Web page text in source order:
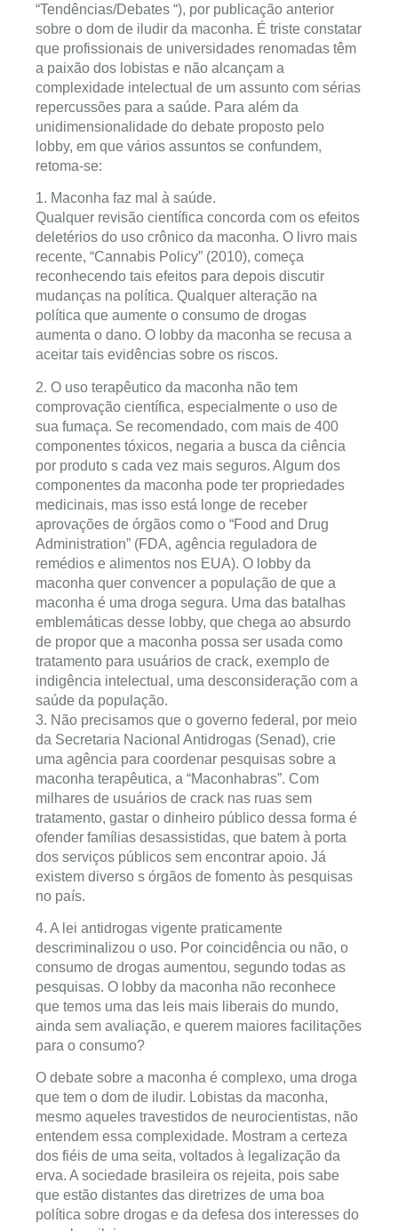
“Tendências/Debates “), por publicação anterior
sobre o dom de iludir da maconha. É triste constatar
que profissionais de universidades renomadas têm
a paixão dos lobistas e não alcançam a
complexidade intelectual de um assunto com sérias
repercussões para a saúde. Para além da
unidimensionalidade do debate proposto pelo
lobby, em que vários assuntos se confundem,
retoma-se:
1. Maconha faz mal à saúde.
Qualquer revisão científica concorda com os efeitos
deletérios do uso crônico da maconha. O livro mais
recente, “Cannabis Policy” (2010), começa
reconhecendo tais efeitos para depois discutir
mudanças na política. Qualquer alteração na
política que aumente o consumo de drogas
aumenta o dano. O lobby da maconha se recusa a
aceitar tais evidências sobre os riscos.
2. O uso terapêutico da maconha não tem
comprovação científica, especialmente o uso de
sua fumaça. Se recomendado, com mais de 400
componentes tóxicos, negaria a busca da ciência
por produto s cada vez mais seguros. Algum dos
componentes da maconha pode ter propriedades
medicinais, mas isso está longe de receber
aprovações de órgãos como o “Food and Drug
Administration” (FDA, agência reguladora de
remédios e alimentos nos EUA). O lobby da
maconha quer convencer a população de que a
maconha é uma droga segura. Uma das batalhas
emblemáticas desse lobby, que chega ao absurdo
de propor que a maconha possa ser usada como
tratamento para usuários de crack, exemplo de
indigência intelectual, uma desconsideração com a
saúde da população.
3. Não precisamos que o governo federal, por meio
da Secretaria Nacional Antidrogas (Senad), crie
uma agência para coordenar pesquisas sobre a
maconha terapêutica, a “Maconhabras”. Com
milhares de usuários de crack nas ruas sem
tratamento, gastar o dinheiro público dessa forma é
ofender famílias desassistidas, que batem à porta
dos serviços públicos sem encontrar apoio. Já
existem diverso s órgãos de fomento às pesquisas
no país.
4. A lei antidrogas vigente praticamente
descriminalizou o uso. Por coincidência ou não, o
consumo de drogas aumentou, segundo todas as
pesquisas. O lobby da maconha não reconhece
que temos uma das leis mais liberais do mundo,
ainda sem avaliação, e querem maiores facilitações
para o consumo?
O debate sobre a maconha é complexo, uma droga
que tem o dom de iludir. Lobistas da maconha,
mesmo aqueles travestidos de neurocientistas, não
entendem essa complexidade. Mostram a certeza
dos fiéis de uma seita, voltados à legalização da
erva. A sociedade brasileira os rejeita, pois sabe
que estão distantes das diretrizes de uma boa
política sobre drogas e da defesa dos interesses do